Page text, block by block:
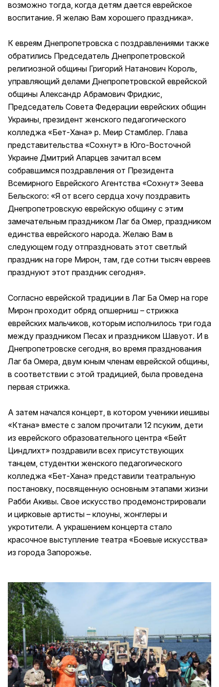
возможно тогда, когда детям дается еврейское
воспитание. Я желаю Вам хорошего праздника».
К евреям Днепропетровска с поздравлениями также
обратились Председатель Днепропетровской
религиозной общины Григорий Натанович Король,
управляющий делами Днепропетровской еврейской
общины Александр Абрамович Фридкис,
Председатель Совета Федерации еврейских общин
Украины, президент женского педагогического
колледжа «Бет-Хана» р. Меир Стамблер. Глава
представительства «Сохнут» в Юго-Восточной
Украине Дмитрий Апарцев зачитал всем
собравшимся поздравления от Президента
Всемирного Еврейского Агентства «Сохнут» Зеева
Бельского: «Я от всего сердца хочу поздравить
Днепропетровскую еврейскую общину с этим
замечательным праздником Лаг ба Омер, праздником
единства еврейского народа. Желаю Вам в
следующем году отпраздновать этот светлый
праздник на горе Мирон, там, где сотни тысяч евреев
празднуют этот праздник сегодня».
Согласно еврейской традиции в Лаг Ба Омер на горе
Мирон проходит обряд опшерниш – стрижка
еврейских мальчиков, которым исполнилось три года
между праздником Песах и праздником Шавуот. И в
Днепропетровске сегодня, во время празднования
Лаг ба Омера, двум юным членам еврейской общины,
в соответствии с этой традицией, была проведена
первая стрижка.
А затем начался концерт, в котором ученики иешивы
«Ктана» вместе с залом прочитали 12 псуким, дети
из еврейского образовательного центра «Бейт
Циндлихт» поздравили всех присутствующих
танцем, студентки женского педагогического
колледжа «Бет-Хана» представили театральную
постановку, посвященную основным этапами жизни
Рабби Акивы. Свое искусство продемонстрировали
и цирковые артисты – клоуны, жонглеры и
укротители. А украшением концерта стало
красочное выступление театра «Боевые искусства»
из города Запорожье.